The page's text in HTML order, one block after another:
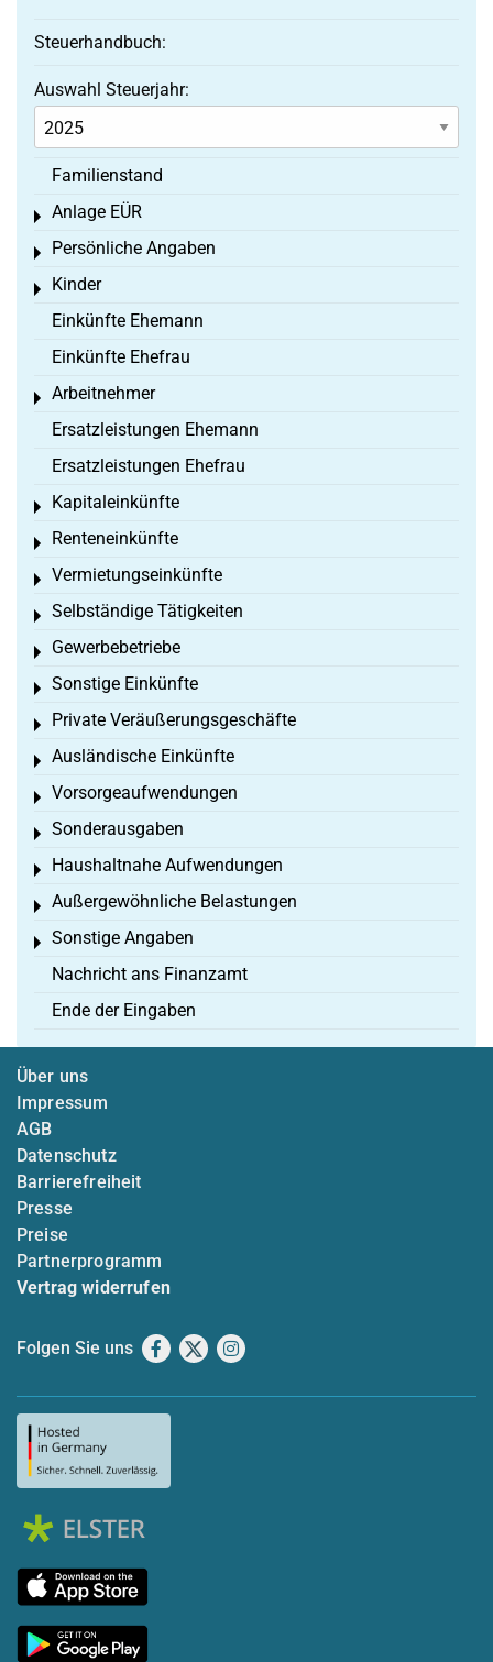
Steuerhandbuch:
Auswahl Steuerjahr:
Familienstand
Anlage EÜR
Toggle menu
Persönliche Angaben
Toggle menu
Kinder
Toggle menu
Einkünfte Ehemann
Einkünfte Ehefrau
Arbeitnehmer
Toggle menu
Ersatzleistungen Ehemann
Ersatzleistungen Ehefrau
Kapitaleinkünfte
Toggle menu
Renteneinkünfte
Toggle menu
Vermietungseinkünfte
Toggle menu
Selbständige Tätigkeiten
Toggle menu
Gewerbebetriebe
Toggle menu
Sonstige Einkünfte
Toggle menu
Private Veräußerungsgeschäfte
Toggle menu
Ausländische Einkünfte
Toggle menu
Vorsorgeaufwendungen
Toggle menu
Sonderausgaben
Toggle menu
Haushaltnahe Aufwendungen
Toggle menu
Außergewöhnliche Belastungen
Toggle menu
Sonstige Angaben
Toggle menu
Nachricht ans Finanzamt
Ende der Eingaben
Über uns
Impressum
AGB
Datenschutz
Barrierefreiheit
Presse
Preise
Partnerprogramm
Vertrag widerrufen
Folgen Sie uns Facebook
X Instagram